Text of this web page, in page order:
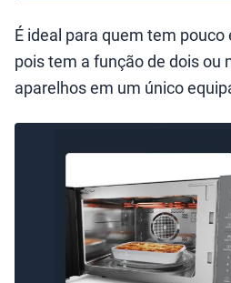
É ideal para quem tem pouco
pois tem a função de dois ou
aparelhos em um único